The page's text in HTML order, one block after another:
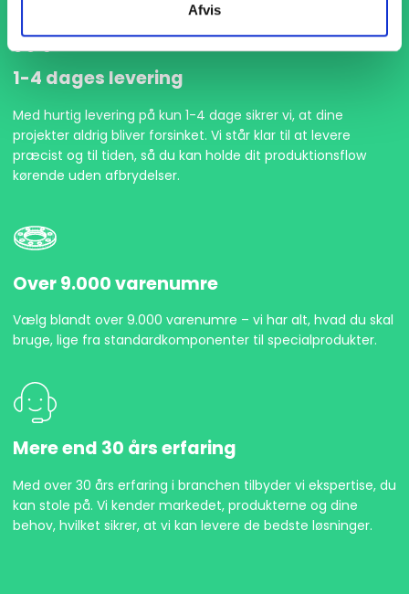
Afvis
1-4 dages levering
Med hurtig levering på kun 1-4 dage sikrer vi, at dine
projekter aldrig bliver forsinket. Vi står klar til at levere
præcist og til tiden, så du kan holde dit produktionsflow
kørende uden afbrydelser.
Over 9.000 varenumre
Vælg blandt over 9.000 varenumre – vi har alt, hvad du skal
bruge, lige fra standardkomponenter til specialprodukter.
Mere end 30 års erfaring
Med over 30 års erfaring i branchen tilbyder vi ekspertise, du
kan stole på. Vi kender markedet, produkterne og dine
behov, hvilket sikrer, at vi kan levere de bedste løsninger.